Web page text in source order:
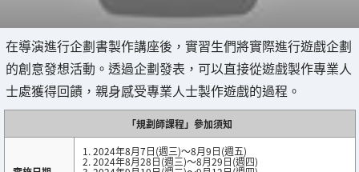
在導演進行企劃書製作講座後，實習生們將實際進行遊戲企劃
的創意發想活動。透過企劃發表，可以直接從遊戲製作專業人
士處獲得回饋，親身感受專業人士製作遊戲的過程。
「規劃師課程」參加須知
1. 2024年8月7日(週三)～8月9日(週五)
2. 2024年8月28日(週三)～8月29日(週四)